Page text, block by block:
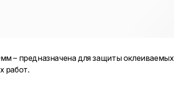
– предназначена для защиты
работ.